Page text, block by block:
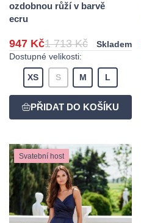
ozdobnou růží v barvě
ecru
947 Kč1 713 Kč
Skladem
Dostupné velikosti:
XS S M L
Svatební host